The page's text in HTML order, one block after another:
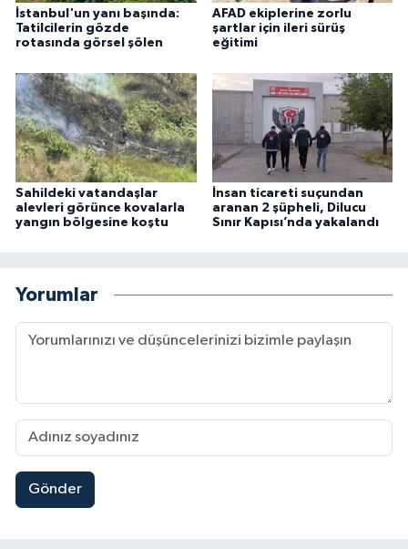
İstanbul'un yanı başında:
Tatilcilerin gözde
rotasında görsel şölen
AFAD ekiplerine zorlu
şartlar için ileri sürüş
eğitimi
Sahildeki vatandaşlar
alevleri görünce kovalarla
yangın bölgesine koştu
İnsan ticareti suçundan
aranan 2 şüpheli, Dilucu
Sınır Kapısı’nda yakalandı
Yorumlar
Gönder